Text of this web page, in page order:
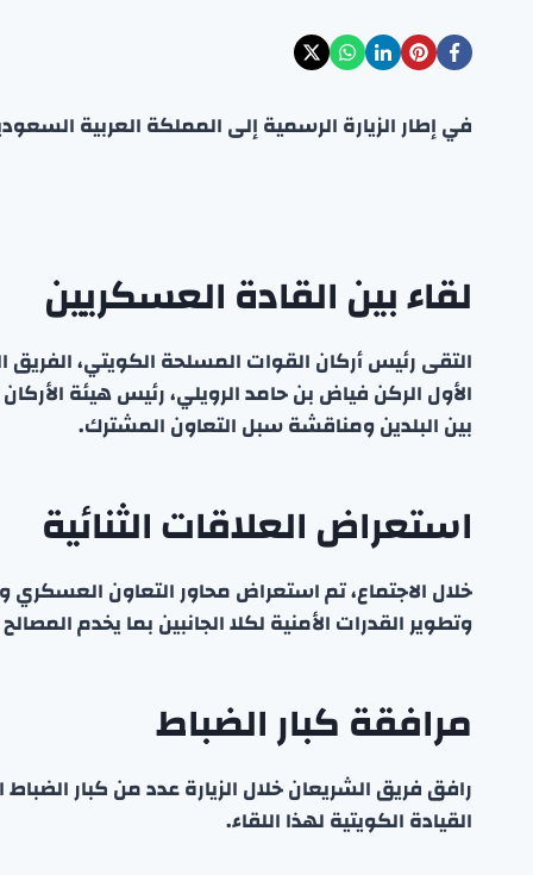
في إطار الزيارة الرسمية إلى المملكة العربية
لقاء بين القادة العسكريين
التقى رئيس أركان القوات المسلحة الكويتي،
الأول الركن فياض بن حامد الرويلي، رئيس هيئة
بين البلدين ومناقشة سبل التعاون المشترك.
استعراض العلاقات الثنائية
خلال الاجتماع، تم استعراض محاور التعاون
وتطوير القدرات الأمنية لكلا الجانبين بما يخدم
مرافقة كبار الضباط
رافق فريق الشريعان خلال الزيارة عدد من كبار
القيادة الكويتية لهذا اللقاء.